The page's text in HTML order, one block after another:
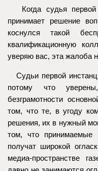
Когда судья первой
принимает решение
коснулся такой
квалификационную
уверяю вас, эта жалоба
Судьи первой
потому что
безграмотности
том, что те, в угоду
решения, их в нужный
том, что принимаемые
получат широкой
медиа-пространстве